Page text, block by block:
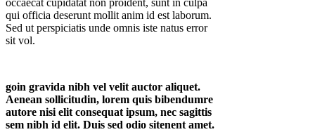
occaecat cupidatat non proident, sunt in culpa
qui officia deserunt mollit anim id est laborum.
Sed ut perspiciatis unde omnis iste natus error
sit vol.
goin gravida nibh vel velit auctor aliquet.
Aenean sollicitudin, lorem quis bibendumre
autore nisi elit consequat ipsum, nec sagittis
sem nibh id elit. Duis sed odio sitenent amet.